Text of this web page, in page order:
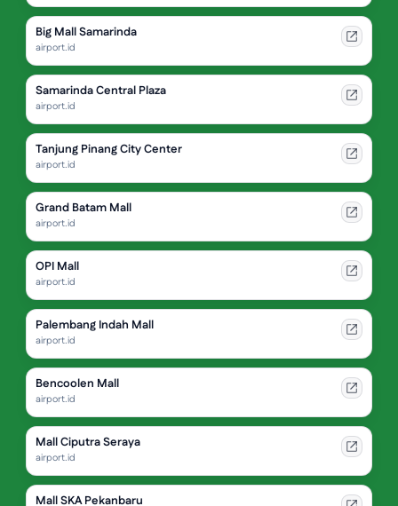
Big Mall Samarinda
airport.id
Samarinda Central Plaza
airport.id
Tanjung Pinang City Center
airport.id
Grand Batam Mall
airport.id
OPI Mall
airport.id
Palembang Indah Mall
airport.id
Bencoolen Mall
airport.id
Mall Ciputra Seraya
airport.id
Mall SKA Pekanbaru